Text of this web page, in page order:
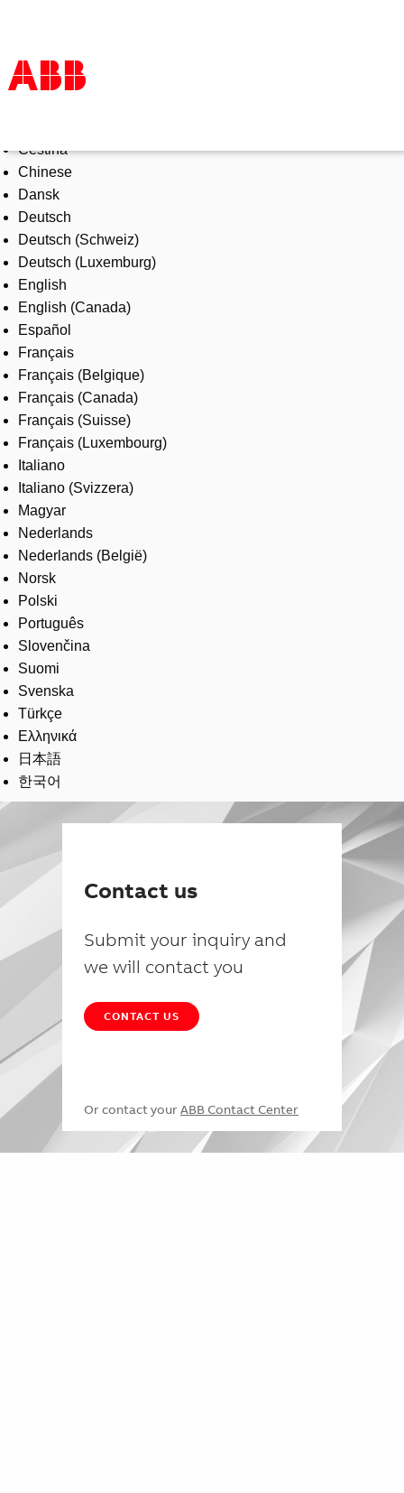
Products & Solutions
Industries
Services
About us
Where to buy
Contact us
Careers
Čeština
Chinese
Dansk
Deutsch
Deutsch (Schweiz)
Deutsch (Luxemburg)
English
English (Canada)
Español
Français
Français (Belgique)
Français (Canada)
Français (Suisse)
Français (Luxembourg)
Italiano
Italiano (Svizzera)
Magyar
Nederlands
Nederlands (België)
Norsk
Polski
Português
Slovenčina
Suomi
Svenska
Türkçe
Ελληνικά
日本語
한국어
Contact us
Submit your inquiry and
we will contact you
CONTACT US
Or contact your ABB Contact Center